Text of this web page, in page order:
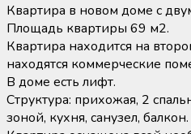
Квартира в новом доме с
Площадь квартиры 69 м2.
Квартира находится на
находятся коммерческие
В доме есть лифт.
Структура: прихожая, 2
зоной, кухня, санузел, балкон.